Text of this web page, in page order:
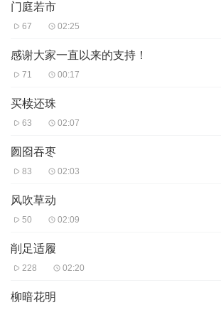
门庭若市
67 02:25
感谢大家一直以来的支持！
71 00:17
买椟还珠
63 02:07
囫囵吞枣
83 02:03
风吹草动
50 02:09
削足适履
228 02:20
柳暗花明